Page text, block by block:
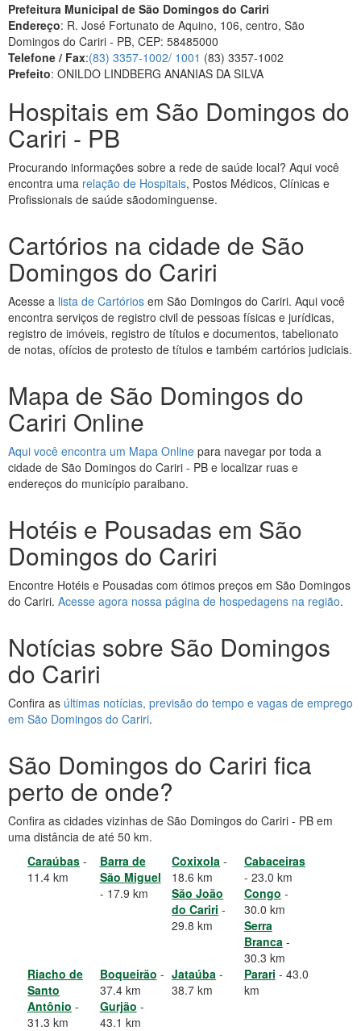
Prefeitura Municipal de São Domingos do Cariri
Endereço: R. José Fortunato de Aquino, 106, centro, São
Domingos do Cariri - PB, CEP: 58485000
Telefone / Fax:(83) 3357-1002/ 1001 (83) 3357-1002
Prefeito: ONILDO LINDBERG ANANIAS DA SILVA
Hospitais em São Domingos do
Cariri - PB
Procurando informações sobre a rede de saúde local? Aqui você
encontra uma relação de Hospitais, Postos Médicos, Clínicas e
Profissionais de saúde sãodominguense.
Cartórios na cidade de São
Domingos do Cariri
Acesse a lista de Cartórios em São Domingos do Cariri. Aqui você
encontra serviços de registro civil de pessoas físicas e jurídicas,
registro de imóveis, registro de títulos e documentos, tabelionato
de notas, ofícios de protesto de títulos e também cartórios judiciais.
Mapa de São Domingos do
Cariri Online
Aqui você encontra um Mapa Online para navegar por toda a
cidade de São Domingos do Cariri - PB e localizar ruas e
endereços do município paraibano.
Hotéis e Pousadas em São
Domingos do Cariri
Encontre Hotéis e Pousadas com ótimos preços em São Domingos
do Cariri. Acesse agora nossa página de hospedagens na região.
Notícias sobre São Domingos
do Cariri
Confira as últimas notícias, previsão do tempo e vagas de emprego
em São Domingos do Cariri.
São Domingos do Cariri fica
perto de onde?
Confira as cidades vizinhas de São Domingos do Cariri - PB em
uma distância de até 50 km.
Caraúbas -
11.4 km
Barra de
São Miguel
- 17.9 km
Coxixola -
18.6 km
Cabaceiras
- 23.0 km
São João
do Cariri -
29.8 km
Congo -
30.0 km
Serra
Branca-
30.3 km
Riacho de
Santo
Antônio -
31.3 km
Boqueirão -
37.4 km
Jataúba -
38.7 km
Parari - 43.0
km
Gurjão -
43.1 km